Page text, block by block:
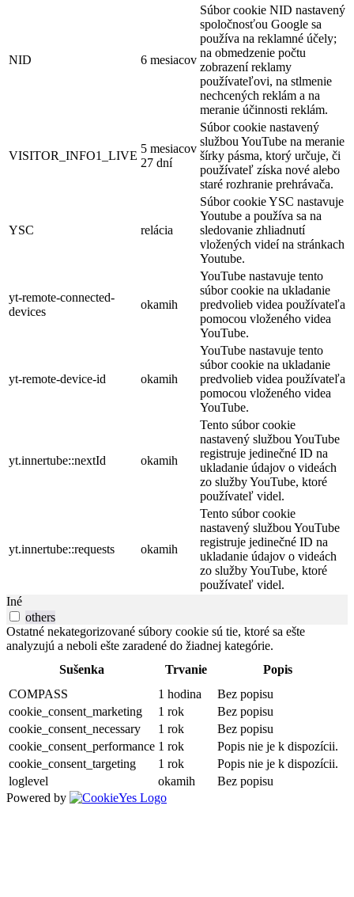
NID 6 mesiacov
Súbor cookie NID nastavený
spoločnosťou Google sa
používa na reklamné účely;
na obmedzenie počtu
zobrazení reklamy
používateľovi, na stlmenie
nechcených reklám a na
meranie účinnosti reklám.
VISITOR_INFO1_LIVE
5 mesiacov
27 dní
Súbor cookie nastavený
službou YouTube na meranie
šírky pásma, ktorý určuje, či
používateľ získa nové alebo
staré rozhranie prehrávača.
YSC relácia
Súbor cookie YSC nastavuje
Youtube a používa sa na
sledovanie zhliadnutí
vložených videí na stránkach
Youtube.
yt-remote-connected-
devices
okamih
YouTube nastavuje tento
súbor cookie na ukladanie
predvolieb videa používateľa
pomocou vloženého videa
YouTube.
yt-remote-device-id okamih
YouTube nastavuje tento
súbor cookie na ukladanie
predvolieb videa používateľa
pomocou vloženého videa
YouTube.
yt.innertube::nextId okamih
Tento súbor cookie
nastavený službou YouTube
registruje jedinečné ID na
ukladanie údajov o videách
zo služby YouTube, ktoré
používateľ videl.
yt.innertube::requests okamih
Tento súbor cookie
nastavený službou YouTube
registruje jedinečné ID na
ukladanie údajov o videách
zo služby YouTube, ktoré
používateľ videl.
Iné
others
Ostatné nekategorizované súbory cookie sú tie, ktoré sa ešte
analyzujú a neboli ešte zaradené do žiadnej kategórie.
Sušenka
Trvanie
Popis
COMPASS
1 hodina
Bez popisu
cookie_consent_marketing
1 rok
Bez popisu
cookie_consent_necessary
1 rok
Bez popisu
cookie_consent_performance 1 rok
Popis nie je k dispozícii.
cookie_consent_targeting
1 rok
Popis nie je k dispozícii.
loglevel
okamih
Bez popisu
Powered by